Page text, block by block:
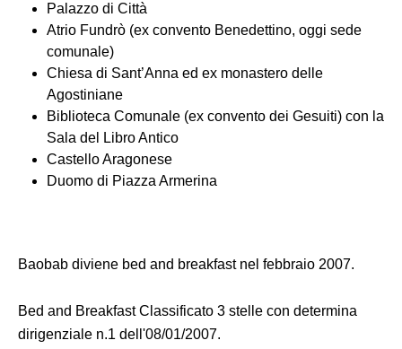
Palazzo di Città
Atrio Fundrò (ex convento Benedettino, oggi sede
comunale)
Chiesa di Sant’Anna ed ex monastero delle
Agostiniane
Biblioteca Comunale (ex convento dei Gesuiti) con la
Sala del Libro Antico
Castello Aragonese
Duomo di Piazza Armerina
Baobab diviene bed and breakfast nel febbraio 2007.
Bed and Breakfast Classificato 3 stelle con determina
dirigenziale n.1 dell'08/01/2007.